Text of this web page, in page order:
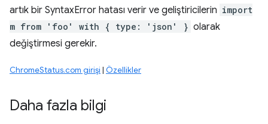
artık bir SyntaxError hatası verir ve geliştiricilerin import
m from 'foo' with { type: 'json' } olarak
değiştirmesi gerekir.
ChromeStatus.com girişi | Özellikler
Daha fazla bilgi